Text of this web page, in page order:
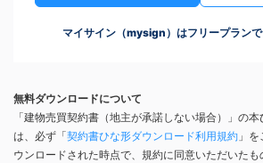
マイサイン（mysign）はフリープランで
無料ダウンロードについて
「建物売買契約書（地主が承諾しない場合）」の
は、必ず「契約書ひな形ダウンロード利用規約 」
ウンロードされた時点で、規約に同意いただいたも